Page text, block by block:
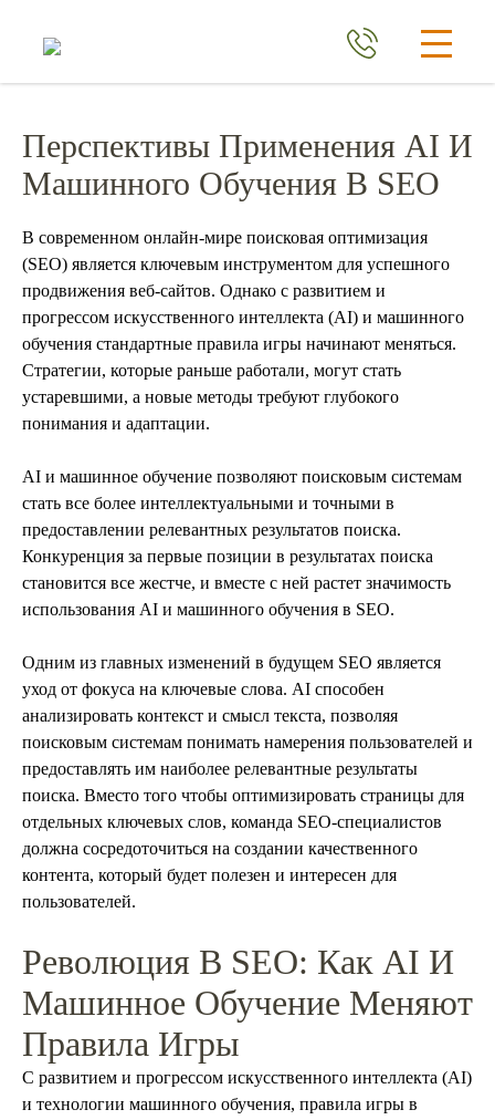
Перспективы Применения AI И
Машинного Обучения В SEO
В современном онлайн-мире поисковая оптимизация
(SEO) является ключевым инструментом для успешного
продвижения веб-сайтов. Однако с развитием и
прогрессом искусственного интеллекта (AI) и машинного
обучения стандартные правила игры начинают меняться.
Стратегии, которые раньше работали, могут стать
устаревшими, а новые методы требуют глубокого
понимания и адаптации.
AI и машинное обучение позволяют поисковым системам
стать все более интеллектуальными и точными в
предоставлении релевантных результатов поиска.
Конкуренция за первые позиции в результатах поиска
становится все жестче, и вместе с ней растет значимость
использования AI и машинного обучения в SEO.
Одним из главных изменений в будущем SEO является
уход от фокуса на ключевые слова. AI способен
анализировать контекст и смысл текста, позволяя
поисковым системам понимать намерения пользователей и
предоставлять им наиболее релевантные результаты
поиска. Вместо того чтобы оптимизировать страницы для
отдельных ключевых слов, команда SEO-специалистов
должна сосредоточиться на создании качественного
контента, который будет полезен и интересен для
пользователей.
Революция В SEO: Как AI И
Машинное Обучение Меняют
Правила Игры
С развитием и прогрессом искусственного интеллекта (AI)
и технологии машинного обучения, правила игры в